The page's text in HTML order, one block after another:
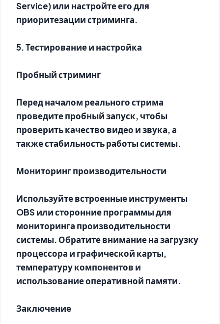
Service) или настройте его для
приоритезации стриминга.
5. Тестирование и настройка
Пробный стриминг
Перед началом реального стрима
проведите пробный запуск, чтобы
проверить качество видео и звука, а
также стабильность работы системы.
Мониторинг производительности
Используйте встроенные инструменты
OBS или сторонние программы для
мониторинга производительности
системы. Обратите внимание на загрузку
процессора и графической карты,
температуру компонентов и
использование оперативной памяти.
Заключение